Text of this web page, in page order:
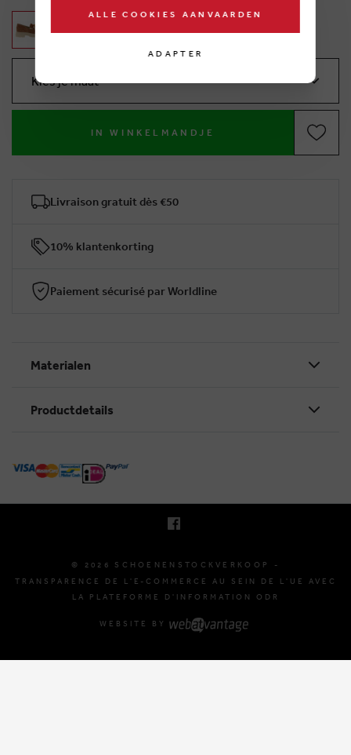
Kies je maat
IN WINKELMANDJE
Livraison gratuit dès €50
10% klantenkorting
Paiement sécurisé par Worldline
Materialen
Productdetails
E. INFO@SCHOENENSTOCKVERKOOP.BE
© 2026 SCHOENENSTOCKVERKOOP -
TRANSPARENCE DE L'E-COMMERCE AU SEIN DE L'UE AVEC
LA PLATEFORME D'INFORMATION ODR
WEBSITE BY
ALLE COOKIES AANVAARDEN
ADAPTER